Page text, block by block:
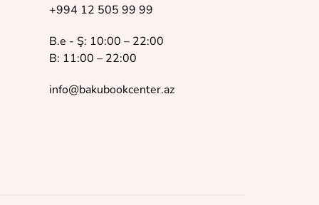
+994 12 505 99 99
B.e - Ş: 10:00 – 22:00
B: 11:00 – 22:00
info@bakubookcenter.az